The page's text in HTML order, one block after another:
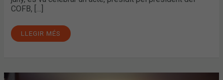
COFB, […]
LLEGIR MÉS